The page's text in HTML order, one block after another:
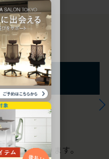
せ
合わせ
応しております。